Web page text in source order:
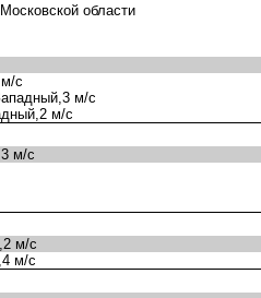
области
с
м/с
м/с
м/с
м/с
м/с